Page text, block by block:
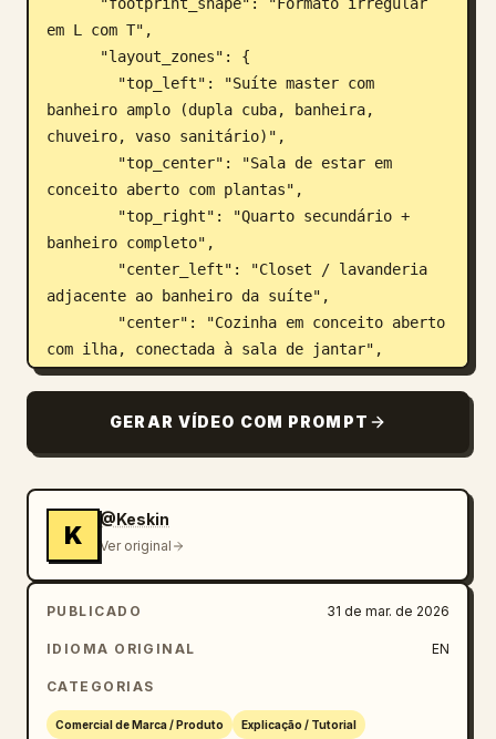
em L com T",
banheiro amplo (dupla cuba, banheira,
chuveiro, vaso sanitário)",
conceito aberto com plantas",
banheiro completo",
adjacente ao banheiro da suíte",
com ilha, conectada à sala de jantar",
        "center_right": "Sala de família /
        "right": "Terraço / pátio externo
coberto (aberto para o céu)",
leva ao interior",
        "bottom_left": "Garagem dupla anexa
(para 2 carros, espaço interno aberto,
coberto)",
        "bottom_right_upper": "Quarto 3 com
banheiro compartilhado",
pequeno pátio privativo (aberto para o céu)",
        "bottom_right_corner": "Pequeno
GERAR VÍDEO COM PROMPT
K
@Keskin
Ver original
PUBLICADO 31 de mar. de 2026
IDIOMA ORIGINAL EN
CATEGORIAS
Comercial de Marca / Produto Explicação / Tutorial